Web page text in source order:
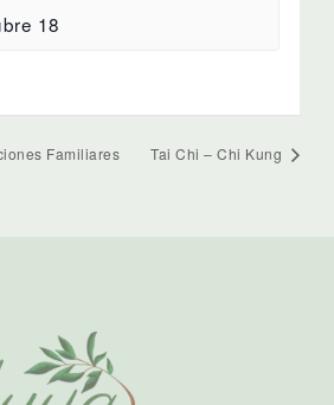
18
Familiares Tai Chi – Chi Kung